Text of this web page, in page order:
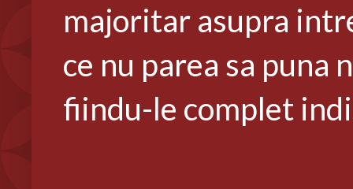
majoritar asupra
ce nu parea sa puna
fiindu-le complet